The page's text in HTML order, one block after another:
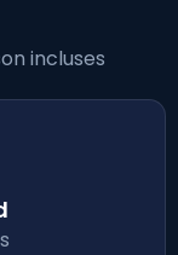
incluses